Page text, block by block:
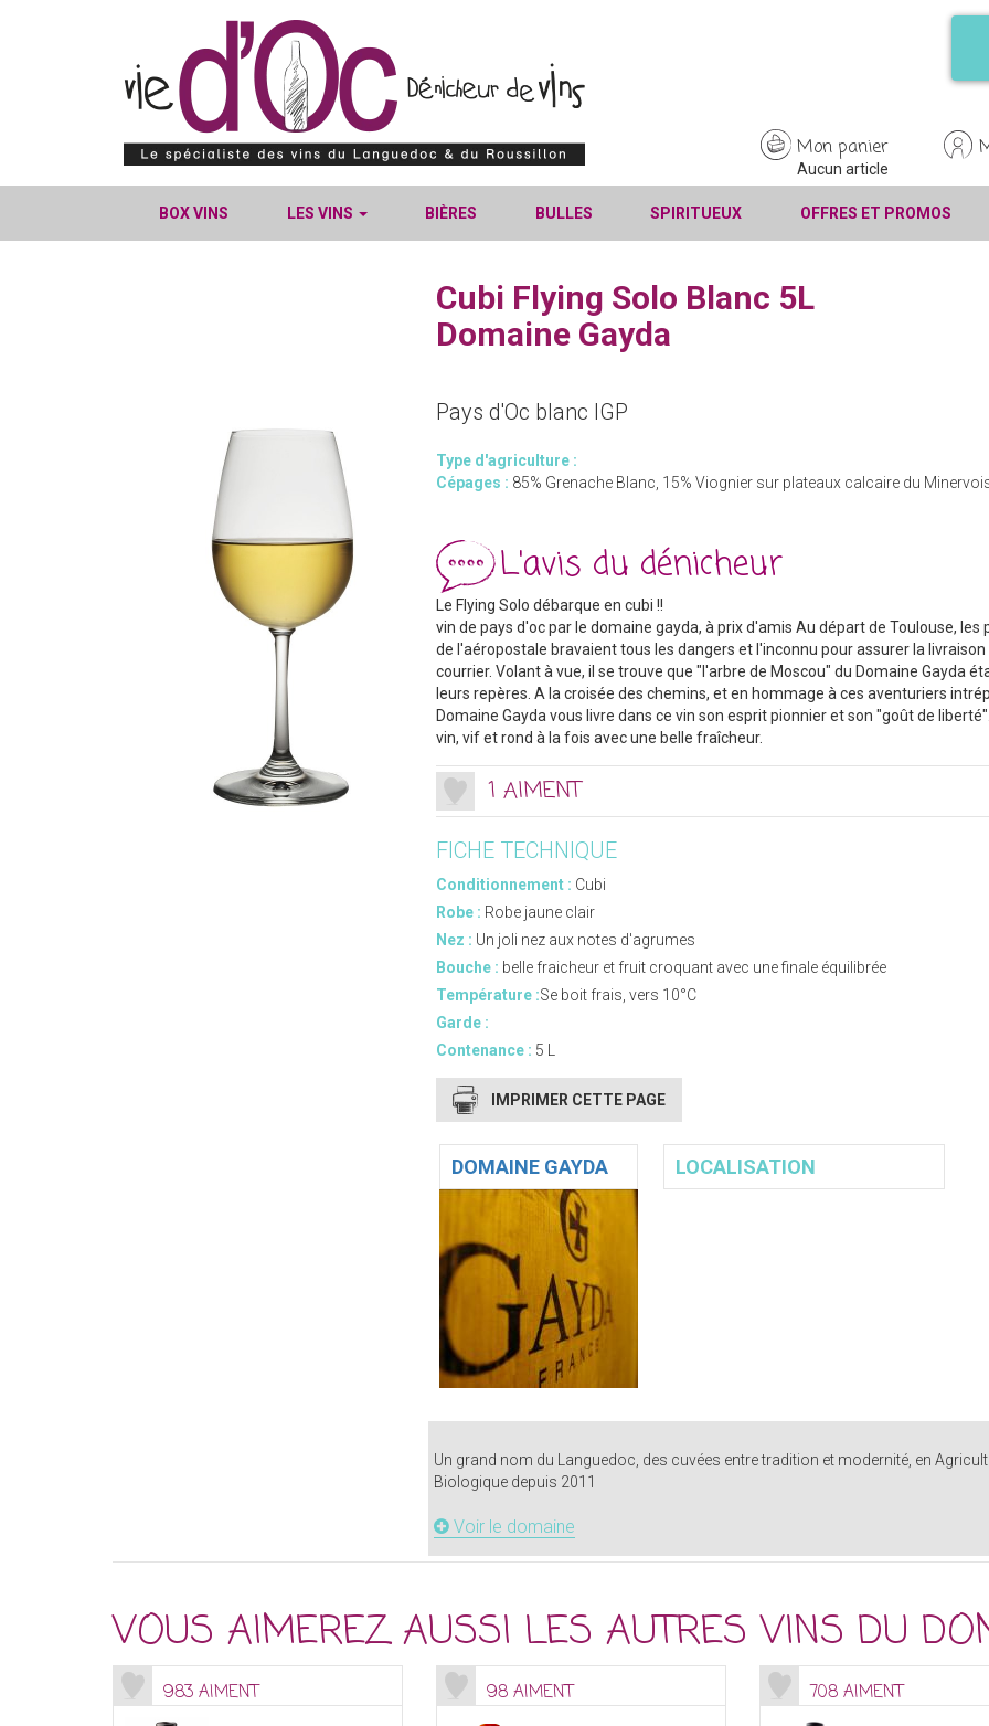
Mon panier
Aucun article
BOX VINS LES VINS BIÈRES BULLES SPIRITUEUX OFFRES ET PROMOS
Cubi Flying Solo Blanc 5L
Domaine Gayda
Pays d'Oc blanc IGP
Type d'agriculture :
Cépages : 85% Grenache Blanc, 15% Viognier sur plateaux calcaire du
L'avis du dénicheur
Le Flying Solo débarque en cubi !!
vin de pays d'oc par le domaine gayda, à prix d'amis Au départ de Toulouse, les
de l'aéropostale bravaient tous les dangers et l'inconnu pour assurer la livraison
courrier. Volant à vue, il se trouve que "l'arbre de Moscou" du Domaine Gayda
leurs repères. A la croisée des chemins, et en hommage à ces aventuriers
Domaine Gayda vous livre dans ce vin son esprit pionnier et son "goût de
vin, vif et rond à la fois avec une belle fraîcheur.
1 AIMENT
FICHE TECHNIQUE
Conditionnement : Cubi
Robe : Robe jaune clair
Nez : Un joli nez aux notes d'agrumes
Bouche : belle fraicheur et fruit croquant avec une finale équilibrée
Température :Se boit frais, vers 10°C
Garde :
Contenance : 5 L
IMPRIMER CETTE PAGE
DOMAINE GAYDA LOCALISATION
Un grand nom du Languedoc, des cuvées entre tradition et modernité, en
Biologique depuis 2011
Voir le domaine
VOUS AIMEREZ AUSSI LES AUTRES VINS DU
983 AIMENT 98 AIMENT 708 AIMENT